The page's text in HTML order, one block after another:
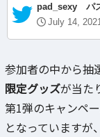
— pad_sexy パ
July 14, 2021
参加者の中から抽
限定グッズが当た
第1弾のキャンペ
となっていますが、